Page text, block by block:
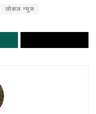
लोकल न्युज